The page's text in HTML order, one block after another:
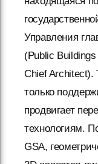
Управления
(Public
Chief Architect).
только
продвигает
технологиям.
GSA,